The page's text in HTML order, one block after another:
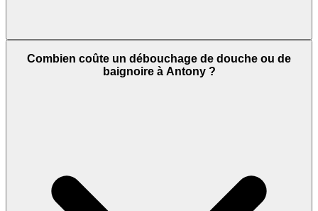
Combien coûte un débouchage de douche ou de
baignoire à Antony ?